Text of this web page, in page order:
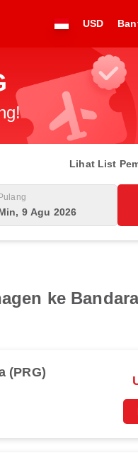
USD
Lihat List
Pulang
9 Agu 2026
ke
(PRG)